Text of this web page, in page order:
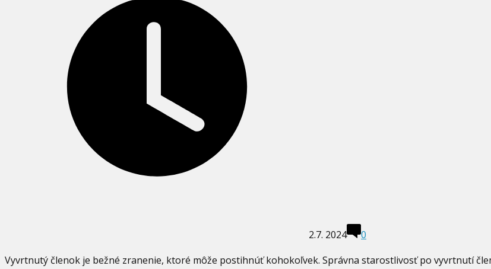
2.7. 2024
0
Vyvrtnutý členok je bežné zranenie, ktoré môže postihnúť kohokoľvek. Správna starostlivosť po vyvrtnutí